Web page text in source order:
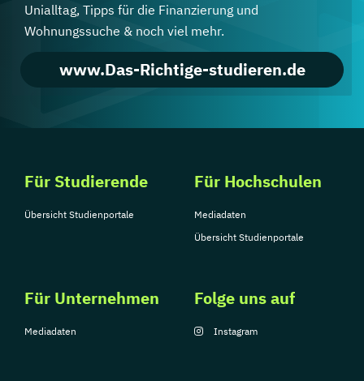
Unialltag, Tipps für die Finanzierung und
Wohnungssuche & noch viel mehr.
www.Das-Richtige-studieren.de
Für Studierende
Übersicht Studienportale
Für Hochschulen
Mediadaten
Übersicht Studienportale
Für Unternehmen
Mediadaten
Folge uns auf
Instagram